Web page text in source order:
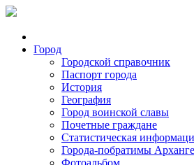
Город
Городской справочник
Паспорт города
История
География
Город воинской славы
Почетные граждане
Статистическая
Города-побратимы
Фотоальбом